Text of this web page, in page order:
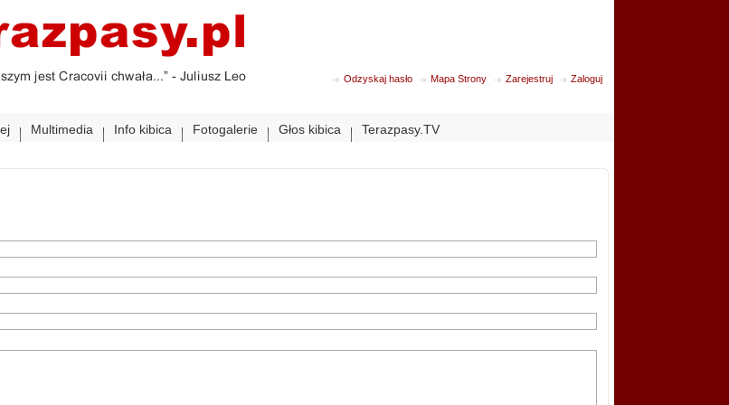
Odzyskaj hasło Mapa Strony Zarejestruj Zaloguj
Multimedia Info kibica Fotogalerie Głos kibica Terazpasy.TV